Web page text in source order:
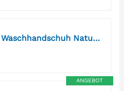
PUZZFUXX Waschhandschuh Naturfaser, ohne Chemie, Gesicht & Körper, Grün
ANGEBOT